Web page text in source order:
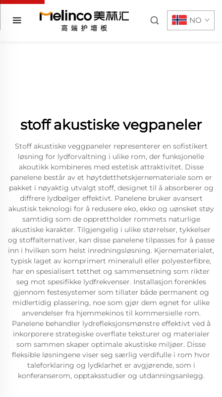
NO
stoff akustiske vegpaneler
Stoff akustiske veggpaneler representerer en sofistikert
løsning for lydforvaltning i ulike rom, der funksjonelle
akoutikk kombineres med estetisk attraktivitet. Disse
panelene består av et høytdetthetskjernemateriale som er
pakket i nøyaktig utvalgt stoff, designet til å absorberer og
diffrere lydbølger effektivt. Panelene bruker avansert
akustisk teknologi for å redusere eko, ekko og uønsket støy
samtidig som de opprettholder rommets naturlige
akustiske karakter. Tilgjengelig i ulike størrelser, tykkelser
og stoffalternativer, kan disse panelene tilpasses for å passe
inn i hvilken som helst inredningsløsning. Kjernematerialet,
typisk laget av komprimert mineralull eller polyesterfibre,
har en spesialisert tetthet og sammensetning som rikter
seg mot spesifikke lydfrekvenser. Installasjon forenkles
gjennom festesystemer som tillater både permanent og
midlertidig plassering, noe som gjør dem egnet for ulike
anvendelser fra hjemmekinos til kommersielle rom.
Panelene behandler lydrefleksjonsmønstre effektivt ved å
inkorporere strategiske overflate teksturer og materialer
som sammen skaper optimale akustiske miljøer. Disse
fleksible løsningene viser seg særlig verdifulle i rom hvor
taleforklaring og lydklarhet er avgjørende, som i
konferanserom, opptaksstudier og utdanningsanlegg.